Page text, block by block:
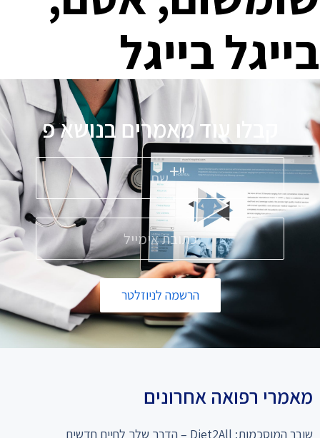
בייגל בייגל
קבלו עוד מאמרים בנושא
פס
הרשמה לניוזלטר
מאמרי רפואה אחרונים